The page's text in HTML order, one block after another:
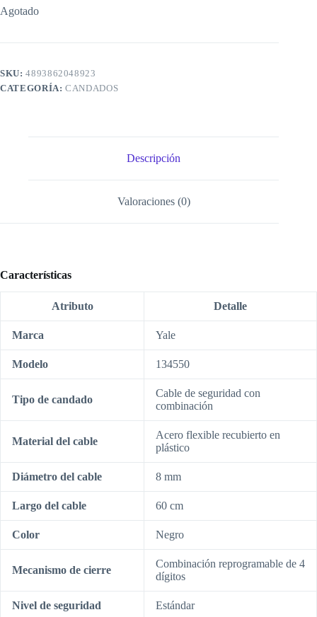
Agotado
SKU:4893862048923
CATEGORÍA:CANDADOS
Descripción
Valoraciones (0)
Características
Atributo Detalle
Marca Yale
Modelo 134550
Tipo de candado
Cable de seguridad con
combinación
Material del cable
Acero flexible recubierto en
plástico
Diámetro del cable 8 mm
Largo del cable 60 cm
Color Negro
Mecanismo de cierre
Combinación reprogramable de 4
dígitos
Nivel de seguridad Estándar